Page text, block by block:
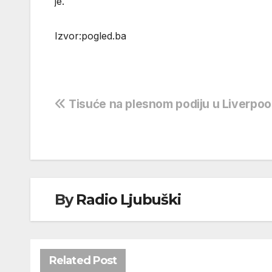
Izvor:pogled.ba
Navigacija
Tisuće na plesnom podiju u
ByRadio Ljubuški
Related Post